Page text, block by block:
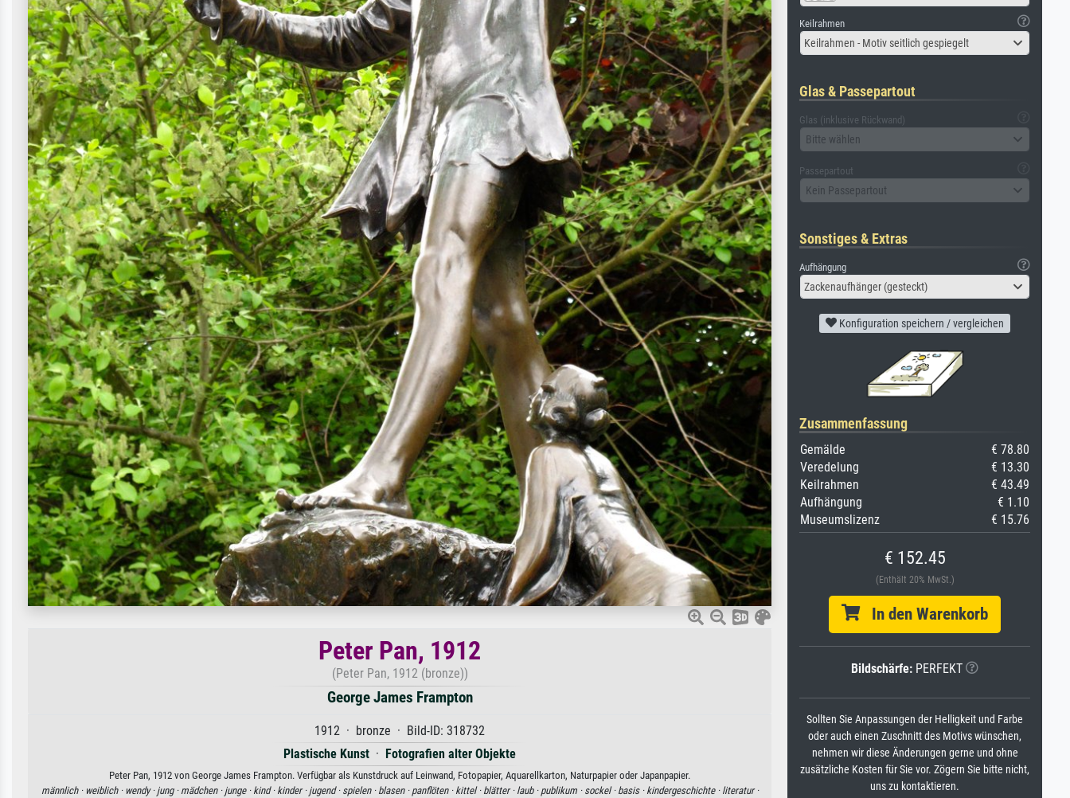
Peter Pan, 1912
(Peter Pan, 1912 (bronze))
George James Frampton
1912 · bronze · Bild-ID: 318732
Plastische Kunst · Fotografien alter Objekte
Peter Pan, 1912 von George James Frampton. Verfügbar als Kunstdruck auf Leinwand, Fotopapier, Aquarellkarton, Naturpapier oder Japanpapier.
männlich · weiblich · wendy · jung · mädchen · junge · kind · kinder · jugend · spielen · blasen · panflöten · kittel · blätter · laub · publikum · sockel · basis · kindergeschichte · literatur ·
Keilrahmen
Keilrahmen - Motiv seitlich gespiegelt
Glas & Passepartout
Glas (inklusive Rückwand)
Bitte wählen
Passepartout
Kein Passepartout
Sonstiges & Extras
Aufhängung
Zackenaufhänger (gesteckt)
Konfiguration speichern / vergleichen
Zusammenfassung
Gemälde
€ 78.80
Veredelung
€ 13.30
Keilrahmen
€ 43.49
Aufhängung
€ 1.10
Museumslizenz
€ 15.76
€ 152.45
(Enthält 20% MwSt.)
In den Warenkorb
Bildschärfe: PERFEKT
Sollten Sie Anpassungen der Helligkeit und Farbe
oder auch einen Zuschnitt des Motivs wünschen,
nehmen wir diese Änderungen gerne und ohne
zusätzliche Kosten für Sie vor. Zögern Sie bitte nicht,
uns zu kontaktieren.